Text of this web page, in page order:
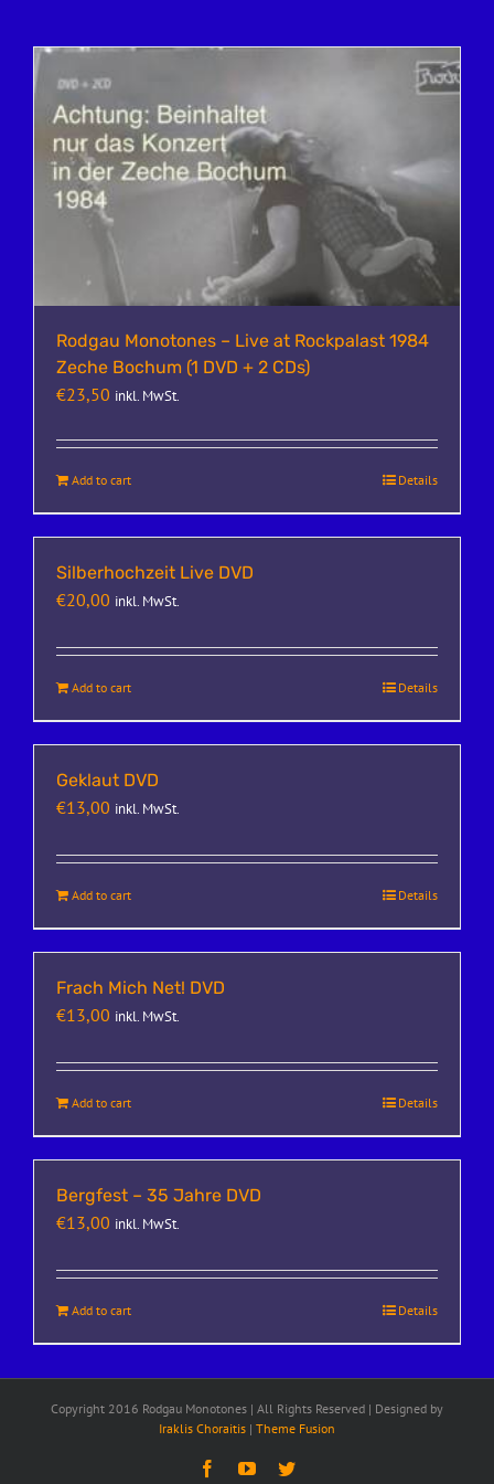
Rodgau Monotones – Live at Rockpalast 1984
Zeche Bochum (1 DVD + 2 CDs)
€23,50 inkl. MwSt.
Add to cart Details
Silberhochzeit Live DVD
€20,00 inkl. MwSt.
Add to cart Details
Geklaut DVD
€13,00 inkl. MwSt.
Add to cart Details
Frach Mich Net! DVD
€13,00 inkl. MwSt.
Add to cart Details
Bergfest – 35 Jahre DVD
€13,00 inkl. MwSt.
Add to cart Details
Copyright 2016 Rodgau Monotones | All Rights Reserved | Designed by
Iraklis Choraitis | Theme Fusion
FacebookYouTubeTwitter